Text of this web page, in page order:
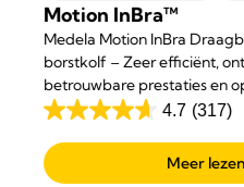
Motion InBra™
Medela Motion InBra
borstkolf – Zeer efficiënt,
betrouwbare prestaties en
Gemakkelijk in gebruik en
onderweg.
4.7 (317)
4.7
van
de
Meer lezen